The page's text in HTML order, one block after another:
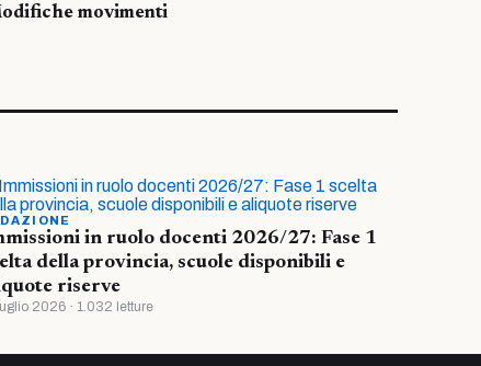
movimenti
in ruolo docenti 2026/27: Fase 1
della provincia, scuole disponibili e
riserve
2026 · 1.032 letture